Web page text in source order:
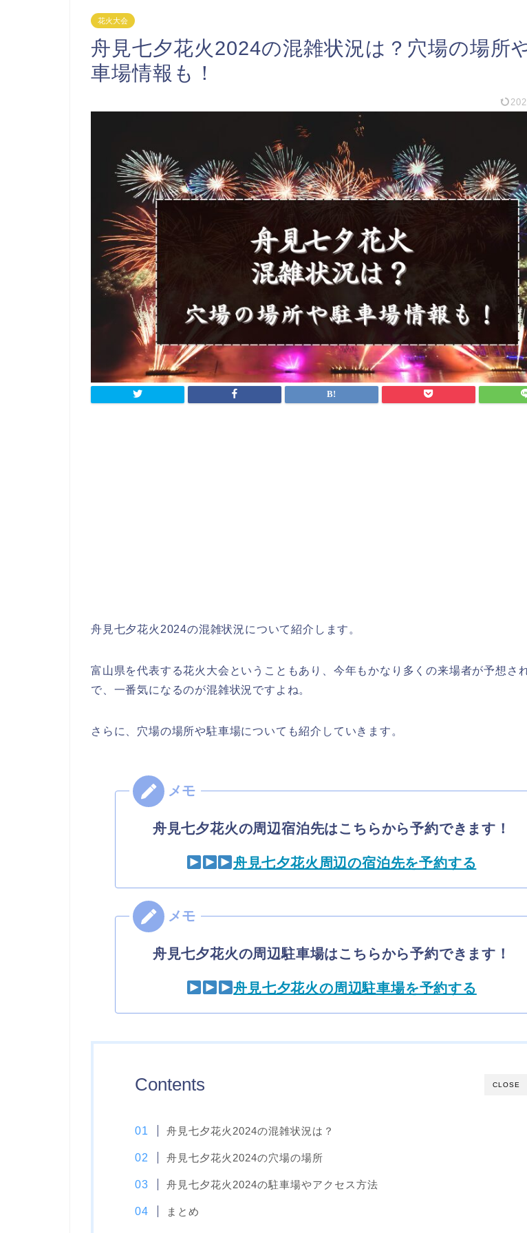
花火大会
舟見七夕花火2024の混雑状況は？穴場の場所
車場情報も！
舟見七夕花火2024の混雑状況について紹介します。
富山県を代表する花火大会ということもあり、今年もかなり多くの来場者が予想さ
で、一番気になるのが混雑状況ですよね。
さらに、穴場の場所や駐車場についても紹介していきます。
舟見七夕花火の周辺宿泊先はこちらから予約できます！
舟見七夕花火周辺の宿泊先を予約する
舟見七夕花火の周辺駐車場はこちらから予約できます！
舟見七夕花火の周辺駐車場を予約する
CLOSE
Contents
舟見七夕花火2024の混雑状況は？
舟見七夕花火2024の穴場の場所
舟見七夕花火2024の駐車場やアクセス方法
まとめ